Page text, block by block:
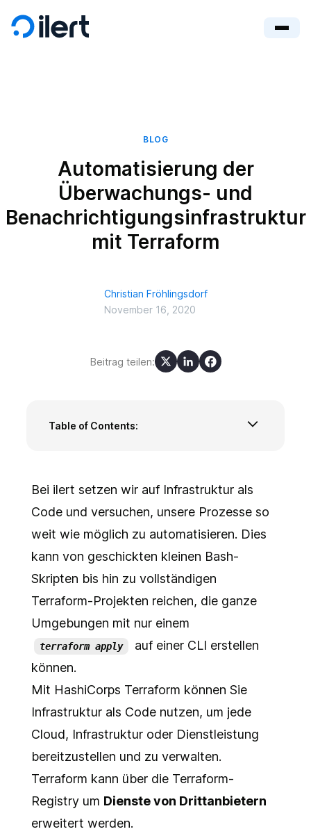
BLOG
Automatisierung der
Überwachungs- und
Benachrichtigungsinfrastruktur
mit Terraform
Christian Fröhlingsdorf
November 16, 2020
Beitrag teilen:
Table of Contents:
Anweisungen zur Einrichtung von ilert
Terraform verstehen
Anbieter
Ressourcen
Docker-Compose-Dateien
Automatisierung der Infrastruktur
Projekt vorbereiten
Änderungen an den Diensten anwenden
Alle Änderungen rückgängig machen
Weitere Schritte
Bei ilert setzen wir auf Infrastruktur als
Code und versuchen, unsere Prozesse so
weit wie möglich zu automatisieren. Dies
kann von geschickten kleinen Bash-
Skripten bis hin zu vollständigen
Terraform-Projekten reichen, die ganze
Umgebungen mit nur einem
terraform apply
auf einer CLI erstellen
können.
Mit HashiCorps Terraform können Sie
Infrastruktur als Code nutzen, um jede
Cloud, Infrastruktur oder Dienstleistung
bereitzustellen und zu verwalten.
Terraform kann über die Terraform-
Registry um Dienste von Drittanbietern
erweitert werden.